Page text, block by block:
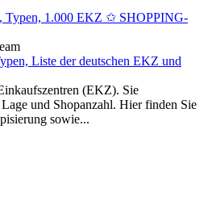
Liste der deutschen EKZ und
(EKZ). Sie
und Shopanzahl. Hier finden Sie
sowie...